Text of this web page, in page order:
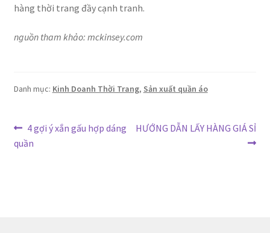
hàng thời trang đầy cạnh tranh.
nguồn tham khảo: mckinsey.com
Danh mục: Kinh Doanh Thời Trang, Sản xuất quần áo
Điều
hướng
Bài
trước:
4 gợi ý xắn gấu hợp dáng
quần
Bài
HƯỚNG DẪN LẤY HÀNG GIÁ SỈ